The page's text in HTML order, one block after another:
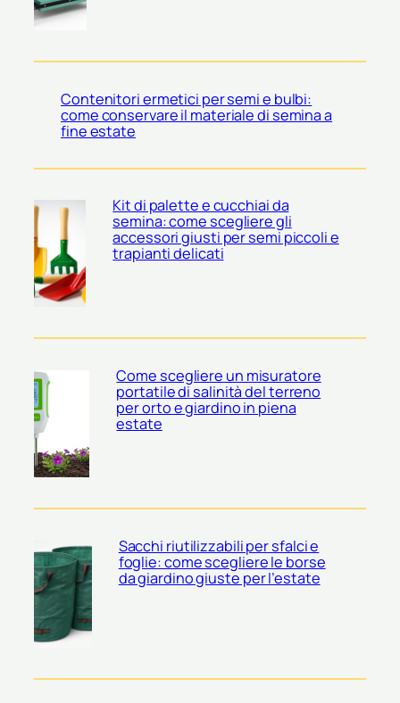
Contenitori ermetici per semi e bulbi:
come conservare il materiale di semina a
fine estate
Kit di palette e cucchiai da
semina: come scegliere gli
accessori giusti per semi piccoli e
trapianti delicati
Come scegliere un misuratore
portatile di salinità del terreno
per orto e giardino in piena
estate
Sacchi riutilizzabili per sfalci e
foglie: come scegliere le borse
da giardino giuste per l’estate